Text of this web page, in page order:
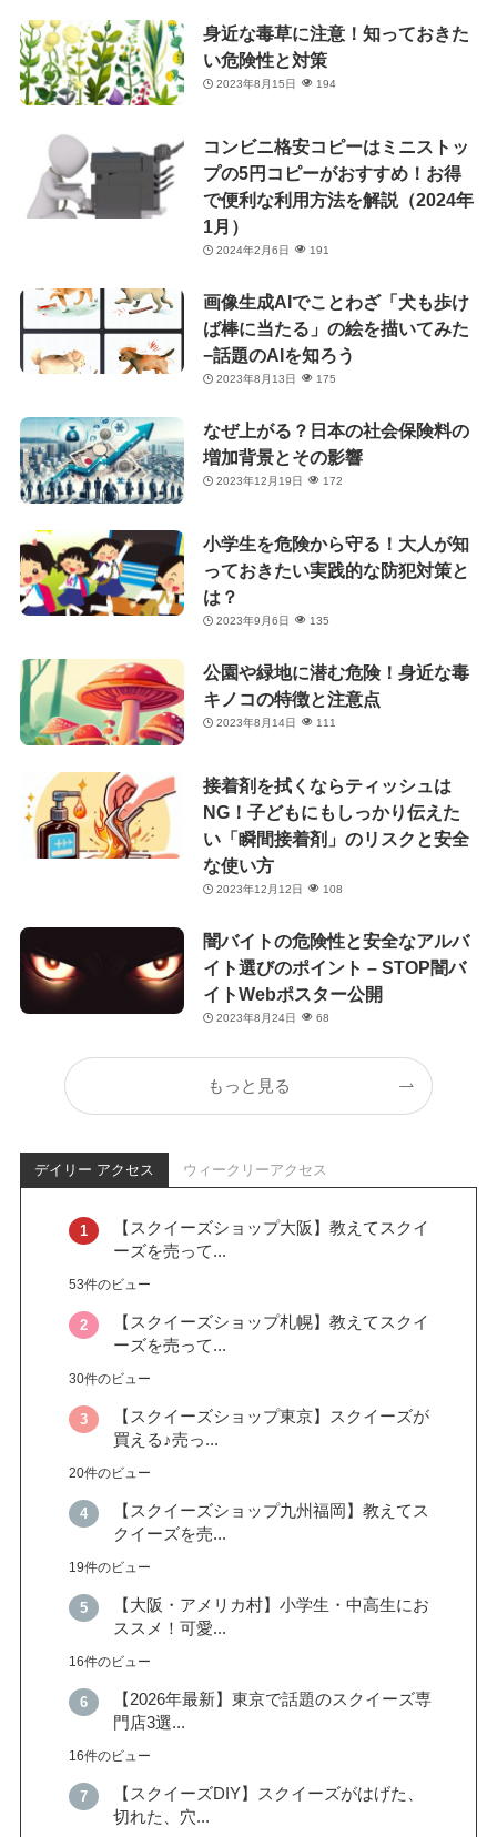
身近な毒草に注意！知っておきた
い危険性と対策
2023年8月15日 194
コンビニ格安コピーはミニストッ
プの5円コピーがおすすめ！お得
で便利な利用方法を解説（2024年
1月）
2024年2月6日 191
画像生成AIでことわざ「犬も歩け
ば棒に当たる」の絵を描いてみた
−話題のAIを知ろう
2023年8月13日 175
なぜ上がる？日本の社会保険料の
増加背景とその影響
2023年12月19日 172
小学生を危険から守る！大人が知
っておきたい実践的な防犯対策と
は？
2023年9月6日 135
公園や緑地に潜む危険！身近な毒
キノコの特徴と注意点
2023年8月14日 111
接着剤を拭くならティッシュは
NG！子どもにもしっかり伝えた
い「瞬間接着剤」のリスクと安全
な使い方
2023年12月12日 108
闇バイトの危険性と安全なアルバ
イト選びのポイント – STOP闇バ
イトWebポスター公開
2023年8月24日 68
もっと見る
デイリー アクセス ウィークリーアクセス
【スクイーズショップ大阪】教えてスクイ
ーズを売って...
53件のビュー
【スクイーズショップ札幌】教えてスクイ
ーズを売って...
30件のビュー
【スクイーズショップ東京】スクイーズが
買える♪売っ...
20件のビュー
【スクイーズショップ九州福岡】教えてス
クイーズを売...
19件のビュー
【大阪・アメリカ村】小学生・中高生にお
ススメ！可愛...
16件のビュー
【2026年最新】東京で話題のスクイーズ専
門店3選...
16件のビュー
【スクイーズDIY】スクイーズがはげた、
切れた、穴...